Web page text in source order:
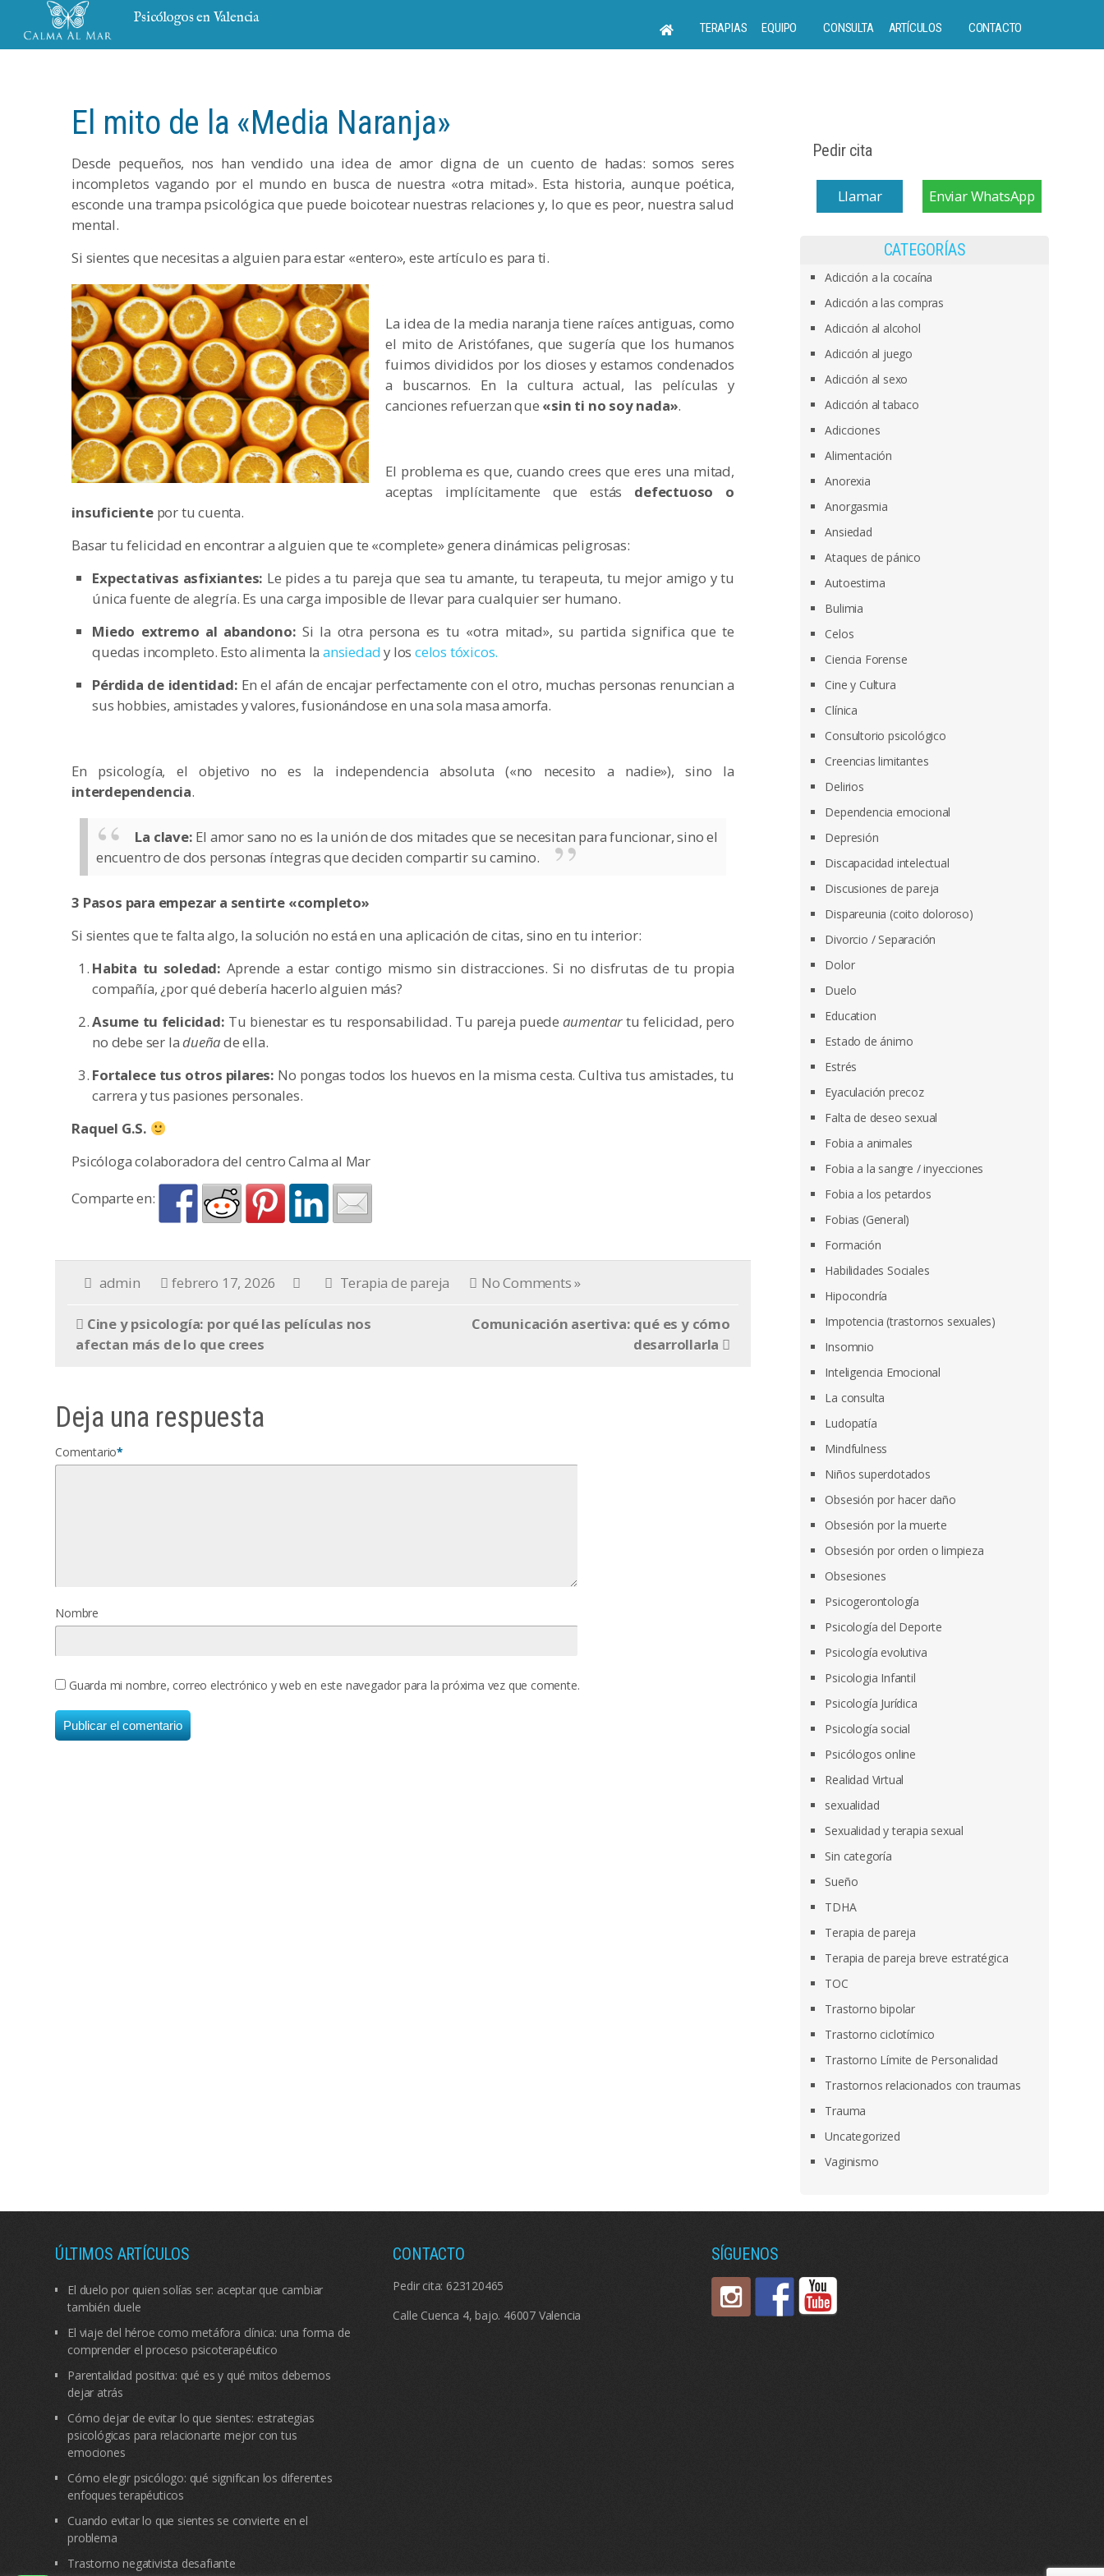
Psicólogos en Valencia
TERAPIAS EQUIPO CONSULTA ARTÍCULOS CONTACTO
El mito de la «Media Naranja»
Desde pequeños, nos han vendido una idea de amor digna de un cuento de hadas: somos seres
incompletos vagando por el mundo en busca de nuestra «otra mitad». Esta historia, aunque poética,
esconde una trampa psicológica que puede boicotear nuestras relaciones y, lo que es peor, nuestra salud
mental.
Si sientes que necesitas a alguien para estar «entero», este artículo es para ti.
La idea de la media naranja tiene raíces antiguas, como
el mito de Aristófanes, que sugería que los humanos
fuimos divididos por los dioses y estamos condenados
a buscarnos. En la cultura actual, las películas y
canciones refuerzan que «sin ti no soy nada».
El problema es que, cuando crees que eres una mitad,
aceptas implícitamente que estás defectuoso o
insuficientepor tu cuenta.
Basar tu felicidad en encontrar a alguien que te «complete» genera dinámicas peligrosas:
Expectativas asfixiantes: Le pides a tu pareja que sea tu amante, tu terapeuta, tu mejor amigo y tu
única fuente de alegría. Es una carga imposible de llevar para cualquier ser humano.
Miedo extremo al abandono: Si la otra persona es tu «otra mitad», su partida significa que te
quedas incompleto. Esto alimenta laansiedady loscelos tóxicos.
Pérdida de identidad: En el afán de encajar perfectamente con el otro, muchas personas renuncian a
sus hobbies, amistades y valores, fusionándose en una sola masa amorfa.
En psicología, el objetivo no es la independencia absoluta («no necesito a nadie»), sino la
interdependencia.
La clave: El amor sano no es la unión de dos mitades que se necesitan para funcionar, sino el
encuentro de dos personas íntegras que deciden compartir su camino.
3 Pasos para empezar a sentirte «completo»
Si sientes que te falta algo, la solución no está en una aplicación de citas, sino en tu interior:
Habita tu soledad: Aprende a estar contigo mismo sin distracciones. Si no disfrutas de tu propia
compañía, ¿por qué debería hacerlo alguien más?
Asume tu felicidad: Tu bienestar es tu responsabilidad. Tu pareja puedeaumentartu felicidad, pero
no debe ser ladueñade ella.
Fortalece tus otros pilares: No pongas todos los huevos en la misma cesta. Cultiva tus amistades, tu
carrera y tus pasiones personales.
Raquel G.S.
Psicóloga colaboradora del centro Calma al Mar
Comparte en:
admin febrero 17, 2026 Terapia de pareja No Comments »
Cine y psicología: por qué las películas nos
afectan más de lo que crees
Comunicación asertiva: qué es y cómo
desarrollarla
Deja una respuesta
Comentario*
Nombre
Guarda mi nombre, correo electrónico y web en este navegador para la próxima vez que comente.
Pedir cita
Llamar Enviar WhatsApp
CATEGORÍAS
Adicción a la cocaína
Adicción a las compras
Adicción al alcohol
Adicción al juego
Adicción al sexo
Adicción al tabaco
Adicciones
Alimentación
Anorexia
Anorgasmia
Ansiedad
Ataques de pánico
Autoestima
Bulimia
Celos
Ciencia Forense
Cine y Cultura
Clínica
Consultorio psicológico
Creencias limitantes
Delirios
Dependencia emocional
Depresión
Discapacidad intelectual
Discusiones de pareja
Dispareunia (coito doloroso)
Divorcio / Separación
Dolor
Duelo
Education
Estado de ánimo
Estrés
Eyaculación precoz
Falta de deseo sexual
Fobia a animales
Fobia a la sangre / inyecciones
Fobia a los petardos
Fobias (General)
Formación
Habilidades Sociales
Hipocondría
Impotencia (trastornos sexuales)
Insomnio
Inteligencia Emocional
La consulta
Ludopatía
Mindfulness
Niños superdotados
Obsesión por hacer daño
Obsesión por la muerte
Obsesión por orden o limpieza
Obsesiones
Psicogerontología
Psicología del Deporte
Psicología evolutiva
Psicologia Infantil
Psicología Jurídica
Psicología social
Psicólogos online
Realidad Virtual
sexualidad
Sexualidad y terapia sexual
Sin categoría
Sueño
TDHA
Terapia de pareja
Terapia de pareja breve estratégica
TOC
Trastorno bipolar
Trastorno ciclotímico
Trastorno Límite de Personalidad
Trastornos relacionados con traumas
Trauma
Uncategorized
Vaginismo
ÚLTIMOS ARTÍCULOS
El duelo por quien solías ser: aceptar que cambiar
también duele
El viaje del héroe como metáfora clínica: una forma de
comprender el proceso psicoterapéutico
Parentalidad positiva: qué es y qué mitos debemos
dejar atrás
Cómo dejar de evitar lo que sientes: estrategias
psicológicas para relacionarte mejor con tus
emociones
Cómo elegir psicólogo: qué significan los diferentes
enfoques terapéuticos
Cuando evitar lo que sientes se convierte en el
problema
Trastorno negativista desafiante
CONTACTO
Pedir cita: 623120465
Calle Cuenca 4, bajo. 46007 Valencia
SÍGUENOS